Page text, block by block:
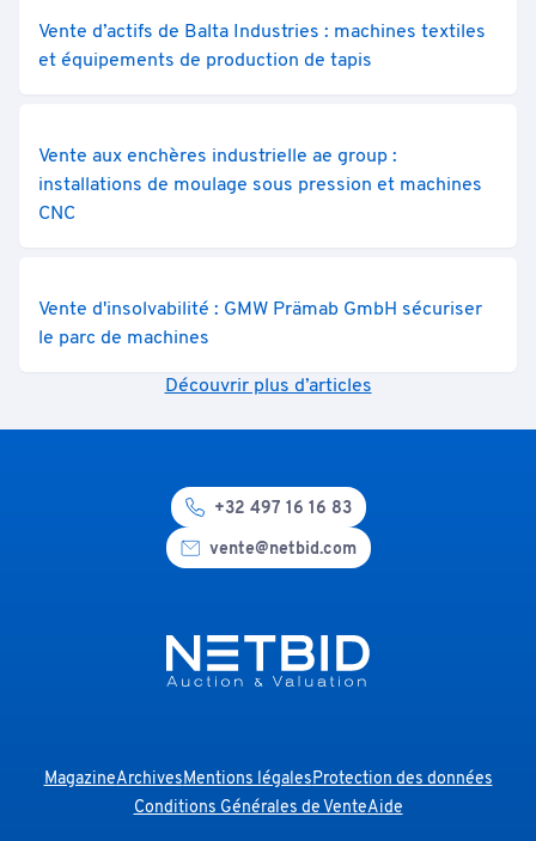
Vente d’actifs de Balta Industries : machines textiles
et équipements de production de tapis
Vente aux enchères industrielle ae group :
installations de moulage sous pression et machines
CNC
Vente d'insolvabilité : GMW Prämab GmbH sécuriser
le parc de machines
Découvrir plus d’articles
+32 497 16 16 83
vente@netbid.com
MagazineArchivesMentions légalesProtection des données
Conditions Générales de VenteAide